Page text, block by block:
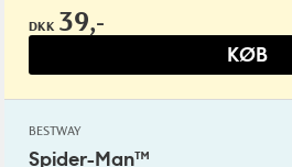
DKK 39,-
KØB
BESTWAY
Spider-Man™